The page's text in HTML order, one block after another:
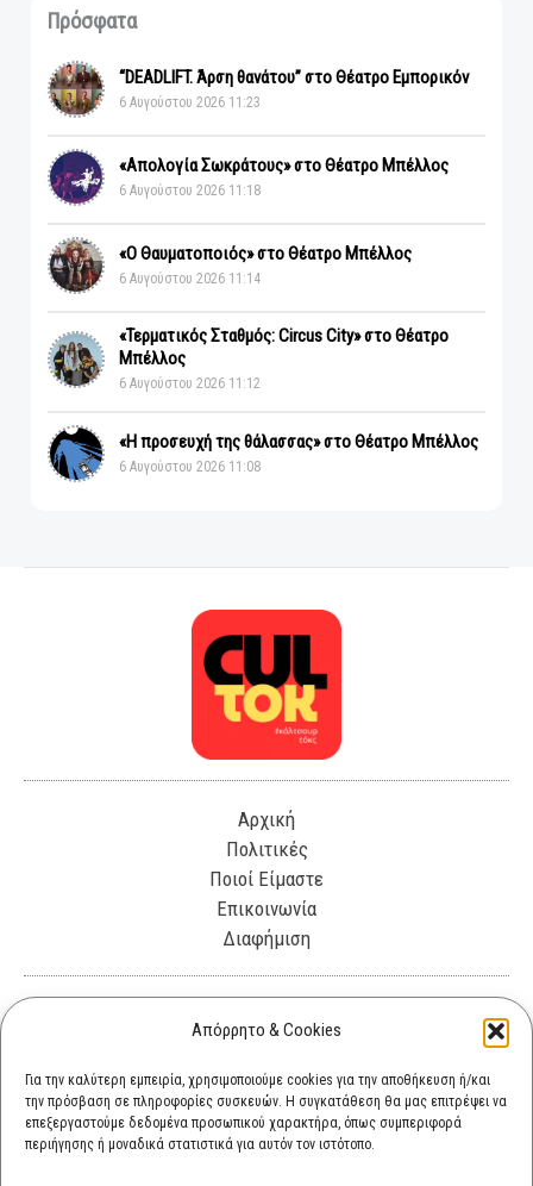
Απόρρητο & Cookies
Για την καλύτερη εμπειρία, χρησιμοποιούμε cookies για την αποθήκευση ή/και
την πρόσβαση σε πληροφορίες συσκευών. Η συγκατάθεση θα μας επιτρέψει να
επεξεργαστούμε δεδομένα προσωπικού χαρακτήρα, όπως συμπεριφορά
περιήγησης ή μοναδικά στατιστικά για αυτόν τον ιστότοπο.
Πρόσφατα
“DEADLIFT. Άρση θανάτου” στο Θέατρο Εμπορικόν
6 Αυγούστου 2026 11:23
«Απολογία Σωκράτους» στο Θέατρο Μπέλλος
6 Αυγούστου 2026 11:18
«Ο Θαυματοποιός» στο Θέατρο Μπέλλος
6 Αυγούστου 2026 11:14
«Τερματικός Σταθμός: Circus City» στο Θέατρο
Μπέλλος
6 Αυγούστου 2026 11:12
«Η προσευχή της θάλασσας» στο Θέατρο Μπέλλος
6 Αυγούστου 2026 11:08
Αρχική
Πολιτικές
Ποιοί Είμαστε
Επικοινωνία
Διαφήμιση
Λεωφόρος Θησέως 330. Καλλιθέα, 17675
cultok.gr@gmail.com